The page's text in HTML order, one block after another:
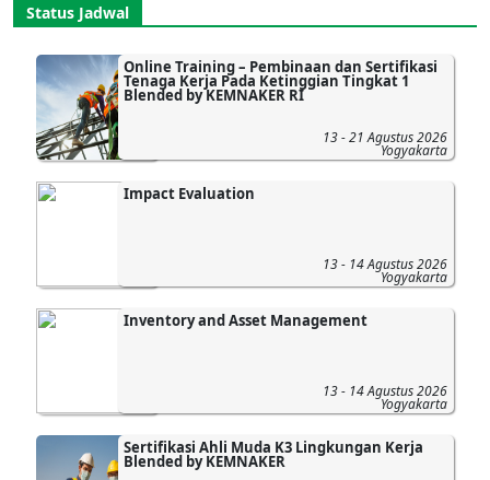
Status Jadwal
Online Training – Pembinaan dan Sertifikasi
Tenaga Kerja Pada Ketinggian Tingkat 1
Blended by KEMNAKER RI
13 - 21 Agustus 2026
Yogyakarta
Impact Evaluation
13 - 14 Agustus 2026
Yogyakarta
Inventory and Asset Management
13 - 14 Agustus 2026
Yogyakarta
Sertifikasi Ahli Muda K3 Lingkungan Kerja
Blended by KEMNAKER